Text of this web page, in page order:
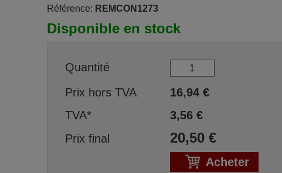
Référence: REMCON1273
Disponible en stock
Quantité
Prix hors TVA
16,94€
TVA*
3,56€
Prix final
20,50€
Acheter